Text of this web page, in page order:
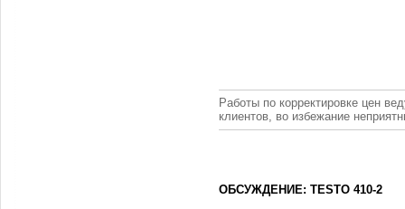
Работы по корректировке цен
клиентов, во избежание
ОБСУЖДЕНИЕ: TESTO 410-2